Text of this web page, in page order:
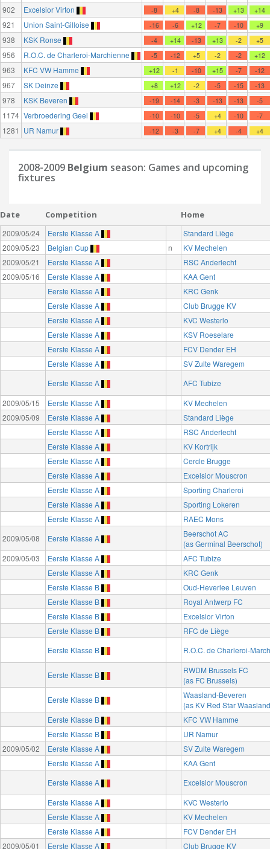
902 Excelsior Virton -8 +4 -8 -13 +13 +14
921 Union Saint-Gilloise -16 -6 +12 -7 -10 +9
938 KSK Ronse -4 +14 -13 +13 -2 +5
956 R.O.C. de Charleroi-Marchienne -5 -12 +5 -2 -2 +12
963 KFC VW Hamme +12 -1 -10 +15 -7 -12
967 SK Deinze +8 +12 -2 -5 -15 -13
978 KSK Beveren -19 -14 -3 -13 -13 -5
1174 Verbroedering Geel -10 -10 -5 +4 -10 -7
1281 UR Namur -12 -3 -7 +4 -4 +4
2008-2009 Belgium season: Games and upcoming
fixtures
Date Competition Home
2009/05/24 Eerste Klasse A
Standard Liège
2009/05/23
Belgian Cup n
KV Mechelen
2009/05/21
Eerste Klasse A
RSC Anderlecht
2009/05/16
Eerste Klasse A
KAA Gent
Eerste Klasse A
KRC Genk
Eerste Klasse A
Club Brugge KV
Eerste Klasse A
KVC Westerlo
Eerste Klasse A
KSV Roeselare
Eerste Klasse A
FCV Dender EH
Eerste Klasse A
SV Zulte Waregem
Eerste Klasse A
AFC Tubize
2009/05/15
Eerste Klasse A
KV Mechelen
2009/05/09
Eerste Klasse A
Standard Liège
Eerste Klasse A
RSC Anderlecht
Eerste Klasse A
KV Kortrijk
Eerste Klasse A
Cercle Brugge
Eerste Klasse A
Excelsior Mouscron
Eerste Klasse A
Sporting Charleroi
Eerste Klasse A
Sporting Lokeren
Eerste Klasse A
RAEC Mons
2009/05/08
Eerste Klasse A
Beerschot AC
(as Germinal Beerschot)
2009/05/03
Eerste Klasse A
AFC Tubize
Eerste Klasse A
KRC Genk
Eerste Klasse B
Oud-Heverlee Leuven
Eerste Klasse B
Royal Antwerp FC
Eerste Klasse B
Excelsior Virton
Eerste Klasse B
RFC de Liège
Eerste Klasse B
R.O.C. de Charleroi-
Eerste Klasse B
RWDM Brussels FC
(as FC Brussels)
Eerste Klasse B
Waasland-Beveren
(as KV Red Star
Eerste Klasse B
KFC VW Hamme
Eerste Klasse B
UR Namur
2009/05/02
Eerste Klasse A
SV Zulte Waregem
Eerste Klasse A
KAA Gent
Eerste Klasse A
Excelsior Mouscron
Eerste Klasse A
KVC Westerlo
Eerste Klasse A
KV Mechelen
Eerste Klasse A
FCV Dender EH
2009/05/01
Eerste Klasse A Club Brugge KV